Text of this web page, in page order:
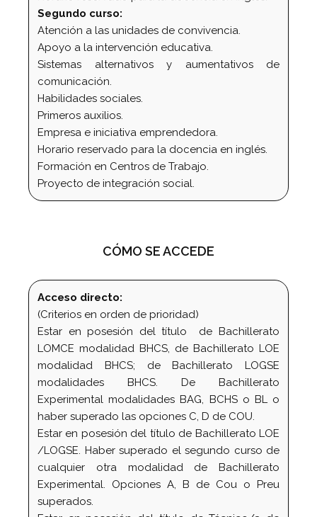
Segundo curso:
Atención a las unidades de convivencia.
Apoyo a la intervención educativa.
Sistemas alternativos y aumentativos de
comunicación.
Habilidades sociales.
Primeros auxilios.
Empresa e iniciativa emprendedora.
Horario reservado para la docencia en inglés.
Formación en Centros de Trabajo.
Proyecto de integración social.
CÓMO SE ACCEDE
Acceso directo:
(Criterios en orden de prioridad)
Estar en posesión del título de Bachillerato
LOMCE modalidad BHCS, de Bachillerato LOE
modalidad BHCS; de Bachillerato LOGSE
modalidades BHCS. De Bachillerato
Experimental modalidades BAG, BCHS o BL o
haber superado las opciones C, D de COU.
Estar en posesión del título de Bachillerato LOE
/LOGSE. Haber superado el segundo curso de
cualquier otra modalidad de Bachillerato
Experimental. Opciones A, B de Cou o Preu
superados.